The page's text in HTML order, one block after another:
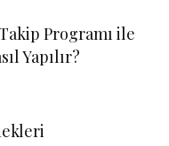
Programı ile
Yapılır?